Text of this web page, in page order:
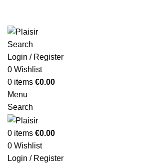
Search
Login / Register
0 Wishlist
0 items €0.00
Menu
Search
0 items €0.00
0 Wishlist
Login / Register